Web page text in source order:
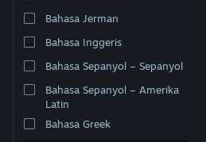
Bahasa Jerman
Bahasa Inggeris
Bahasa Sepanyol – Sepanyol
Bahasa Sepanyol – Amerika
Latin
Bahasa Greek